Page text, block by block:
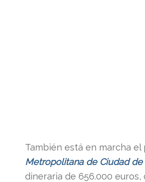
También está en marcha
Metropolitana de Ciudad
dineraria de 656.000